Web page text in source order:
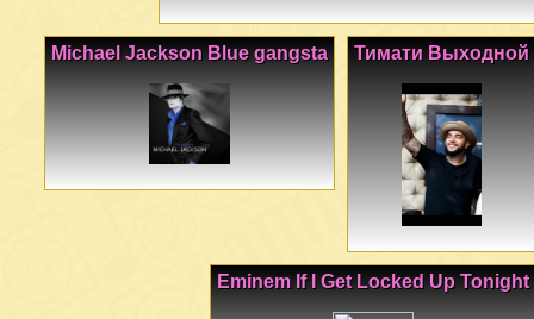
Тимати Выходной
Michael Jackson Blue gangsta
Eminem If I Get Locked Up Tonight